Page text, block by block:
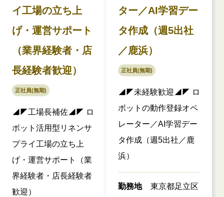
イ工場の立ち上
げ・運営サポート
（業界経験者・店
長経験者歓迎）
正社員(無期)
◢◤工場長補佐◢◤ ロ
ボット活用型リネンサ
プライ工場の立ち上
げ・運営サポート（業
界経験者・店長経験者
歓迎）
ター／AI学習デー
タ作成（週5出社
／鹿浜）
正社員(無期)
◢◤未経験歓迎◢◤ ロ
ボットの動作登録オペ
レーター／AI学習デー
タ作成（週5出社／鹿
浜）
勤務地 東京都足立区